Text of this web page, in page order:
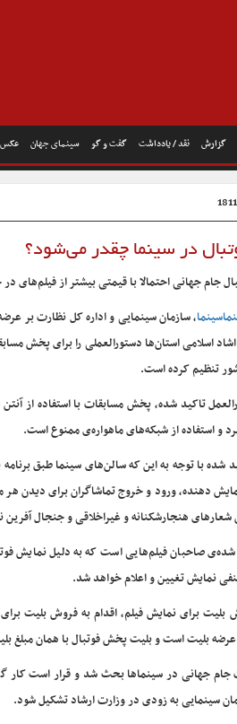
گزارش نقد / یادداشت گفت و گو سینمای جهان عکس
در سینما چقدر می‌شود؟
جام جهانی احتمالا با قیمتی بیشتر از فیلم‌های
، سازمان سینمایی و اداره کل نظارت بر
تنظیم کرده است.
تاکید شده، پخش مسابقات با استفاده از
و استفاده از شبکه‌های ماهواره‌ی ممنوع است.
شده با توجه به این که سالن‌های سینما طبق
دهنده، ورود و خروج تماشاگران برای دیدن هر
هنجارشکنانه و غیراخلاقی و جنجال
صاحبان فیلم‌هایی است که به دلیل نمایش
نمایش تغیین و اعلام خواهد شد.
برای نمایش فیلم، اقدام به فروش بلیت
بلیت است و بلیت‌ پخش فوتبال با همان مبلغ
جهانی در سینماها بحث شد و قرار است
سینمایی به زودی در وزارت ارشاد تشکیل شود.